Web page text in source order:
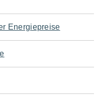
Energiepreise